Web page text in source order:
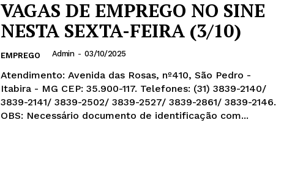
VAGAS DE EMPREGO NO SINE
NESTA SEXTA-FEIRA (3/10)
EMPREGO Admin - 03/10/2025
Atendimento: Avenida das Rosas, nº410, São Pedro -
Itabira - MG CEP: 35.900-117. Telefones: (31) 3839-2140/
3839-2141/ 3839-2502/ 3839-2527/ 3839-2861/ 3839-2146.
OBS: Necessário documento de identificação com...